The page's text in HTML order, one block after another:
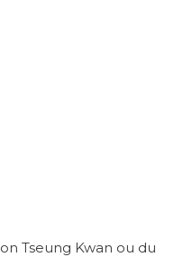
Tseung Kwan ou du